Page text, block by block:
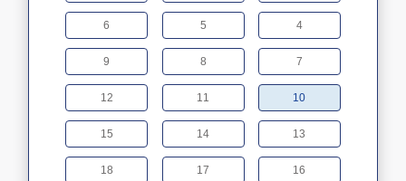
4
5
6
7
8
9
10
11
12
13
14
15
16
17
18